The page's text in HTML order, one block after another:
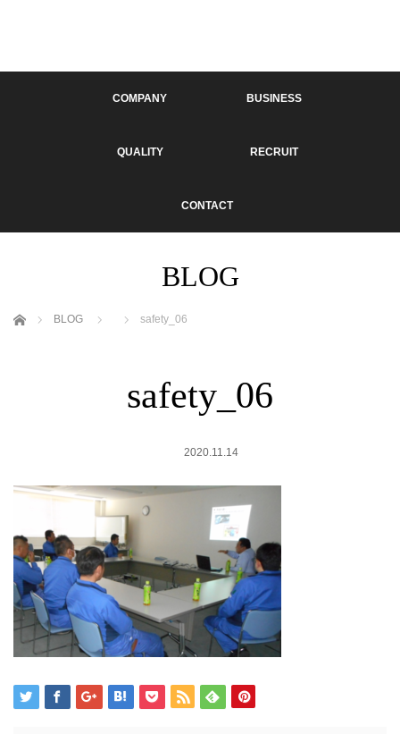
COMPANY BUSINESS
QUALITY RECRUIT
CONTACT
BLOG
ホーム BLOG safety_06
safety_06
2020.11.14